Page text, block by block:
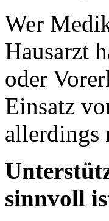
Wer
Hausarzt
oder
Einsatz
allerdings
sinnvoll